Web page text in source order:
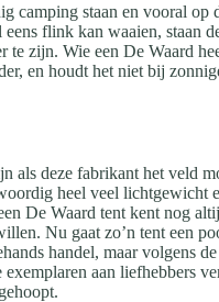
camping staan en vooral op
flink kan waaien, staan
te zijn. Wie een De Waard
en houdt het niet bij
als deze fabrikant het veld
heel veel lichtgewicht
De Waard tent kent nog
Nu gaat zo’n tent een
handel, maar volgens
aan liefhebbers